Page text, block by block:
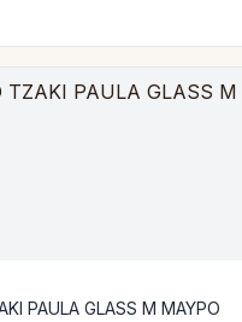
PAULA GLASS Μ ΜΑΥΡΟ